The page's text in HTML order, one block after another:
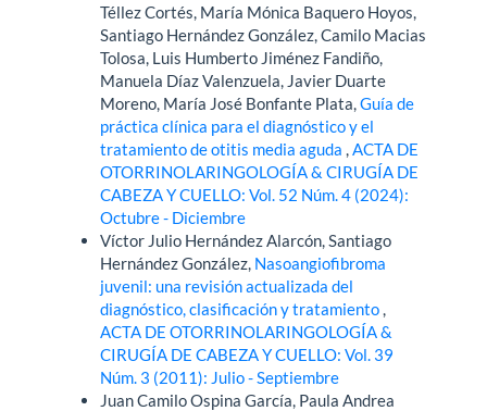
Téllez Cortés, María Mónica Baquero Hoyos,
Santiago Hernández González, Camilo Macias
Tolosa, Luis Humberto Jiménez Fandiño,
Manuela Díaz Valenzuela, Javier Duarte
Moreno, María José Bonfante Plata,Guía de
práctica clínica para el diagnóstico y el
tratamiento de otitis media aguda,ACTA DE
OTORRINOLARINGOLOGÍA & CIRUGÍA DE
CABEZA Y CUELLO: Vol. 52 Núm. 4 (2024):
Octubre - Diciembre
Víctor Julio Hernández Alarcón, Santiago
Hernández González, Nasoangiofibroma
juvenil: una revisión actualizada del
diagnóstico, clasificación y tratamiento,
ACTA DE OTORRINOLARINGOLOGÍA &
CIRUGÍA DE CABEZA Y CUELLO: Vol. 39
Núm. 3 (2011): Julio - Septiembre
Juan Camilo Ospina García, Paula Andrea